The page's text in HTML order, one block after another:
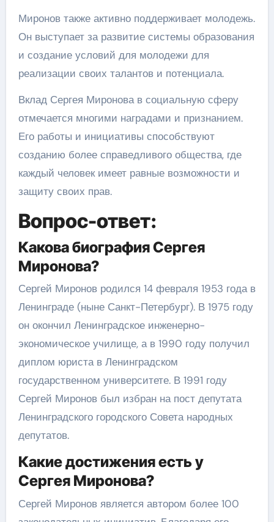
Миронов также активно поддерживает молодежь.
Он выступает за развитие системы образования
и создание условий для молодежи для
реализации своих талантов и потенциала.
Вклад Сергея Миронова в социальную сферу
отмечается многими наградами и признанием.
Его работы и инициативы способствуют
созданию более справедливого общества, где
каждый человек имеет равные возможности и
защиту своих прав.
Вопрос-ответ:
Какова биография Сергея
Миронова?
Сергей Миронов родился 14 февраля 1953 года в
Ленинграде (ныне Санкт-Петербург). В 1975 году
он окончил Ленинградское инженерно-
экономическое училище, а в 1990 году получил
диплом юриста в Ленинградском
государственном университете. В 1991 году
Сергей Миронов был избран на пост депутата
Ленинградского городского Совета народных
депутатов.
Какие достижения есть у
Сергея Миронова?
Сергей Миронов является автором более 100